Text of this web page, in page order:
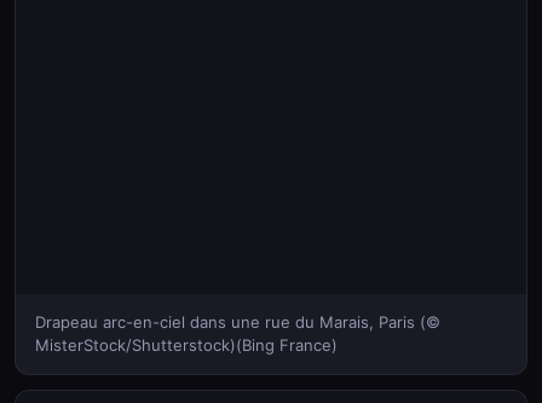
Drapeau arc-en-ciel dans une rue du Marais, Paris (©
MisterStock/Shutterstock)(Bing France)